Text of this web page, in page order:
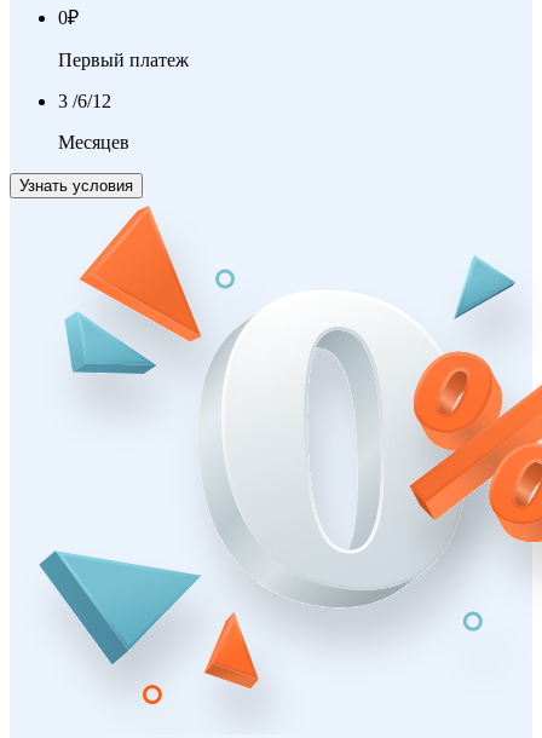
0₽
Первый платеж
3 /6/12
Месяцев
Узнать условия